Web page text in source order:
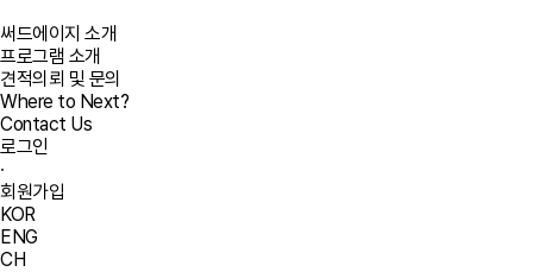
써드에이지 소개
프로그램 소개
견적의뢰 및 문의
Where to Next?
Contact Us
로그인
·
회원가입
KOR
ENG
CH